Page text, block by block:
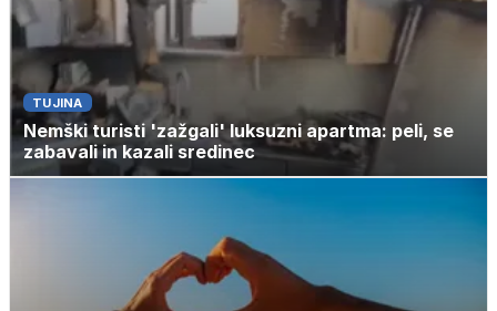
TUJINA
Nemški turisti 'zažgali' luksuzni apartma: peli, se
zabavali in kazali sredinec